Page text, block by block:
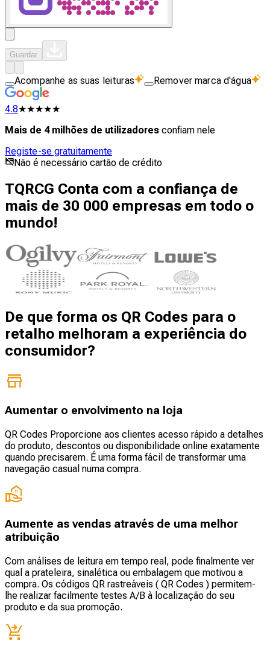
Guardar
Acompanhe as suas leituras Remover marca d'água
4.8★★★★★
Mais de 4 milhões de utilizadores confiam nele
Registe-se gratuitamente
Não é necessário cartão de crédito
TQRCG Conta com a confiança de
mais de 30 000 empresas em todo o
mundo!
De que forma os QR Codes para o
retalho melhoram a experiência do
consumidor?
Aumentar o envolvimento na loja
QR Codes Proporcione aos clientes acesso rápido a detalhes
do produto, descontos ou disponibilidade online exatamente
quando precisarem. É uma forma fácil de transformar uma
navegação casual numa compra.
Aumente as vendas através de uma melhor
atribuição
Com análises de leitura em tempo real, pode finalmente ver
qual a prateleira, sinalética ou embalagem que motivou a
compra. Os códigos QR rastreáveis ( QR Codes ) permitem-
lhe realizar facilmente testes A/B à localização do seu
produto e da sua promoção.